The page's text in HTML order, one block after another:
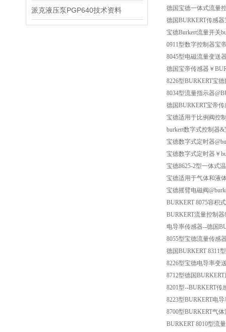
派克液压泵PGP640技术资料
德国宝德一体式流量
德国BURKERT传感
宝德Burkert流量开关
0911型数字控制器宝
8045型电磁流量变送
德国宝帝传感器￥
8226型BURKERT宝
8034型流量指示器
德国BURKERT宝帝
宝德适用于比例阀控
burkert数字式控制器
宝德数字式定时器
宝德数字式定时器￥
宝德8625-2型一体式
宝德适用于气体和液
宝德摇臂电磁阀
BURKERT 8075容积
BURKERT流量控制
电导率传感器--德国
8055型宝德流量传感
德国BURKERT 8311
8226型宝德电导率变
8712型德国
8201型--BURKERT
8223型BURKERT电
8700型BURKERT气
BURKERT 8010型流